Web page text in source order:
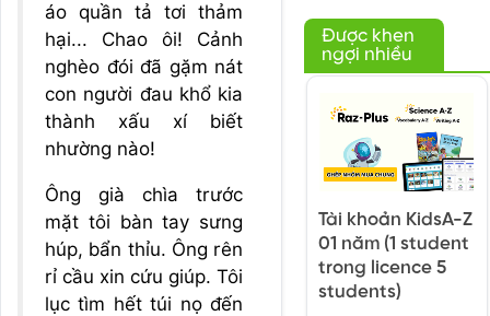
áo quần tả tơi thảm
hại... Chao ôi! Cảnh
nghèo đói đã gặm nát
con người đau khổ kia
thành xấu xí biết
nhường nào!
Ông già chìa trước
mặt tôi bàn tay sưng
húp, bẩn thỉu. Ông rên
rỉ cầu xin cứu giúp. Tôi
lục tìm hết túi nọ đến
Được khen
ngợi nhiều
Tài khoản KidsA-Z
01 năm (1 student
trong licence 5
students)